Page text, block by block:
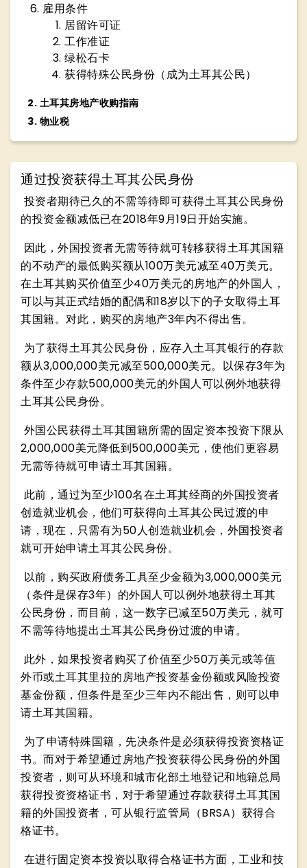
雇用条件
居留许可证
工作准证
绿松石卡
获得特殊公民身份（成为土耳其公民）
2. 土耳其房地产收购指南
3. 物业税
通过投资获得土耳其公民身份
投资者期待已久的不需等待即可获得土耳其公民身份
的投资金额减低已在2018年9月19日开始实施。
因此，外国投资者无需等待就可转移获得土耳其国籍
的不动产的最低购买额从100万美元减至40万美元。
在土耳其购买价值至少40万美元的房地产的外国人，
可以与其正式结婚的配偶和18岁以下的子女取得土耳
其国籍。对此，购买的房地产3年内不得出售。
为了获得土耳其公民身份，应存入土耳其银行的存款
额从3,000,000美元减至500,000美元。以保存3年为
条件至少存款500,000美元的外国人可以例外地获得
土耳其公民身份。
外国公民获得土耳其国籍所需的固定资本投资下限从
2,000,000美元降低到500,000美元，使他们更容易
无需等待就可申请土耳其国籍。
此前，通过为至少100名在土耳其经商的外国投资者
创造就业机会，他们可获得向土耳其公民过渡的申
请，现在，只需有为50人创造就业机会，外国投资者
就可开始申请土耳其公民身份。
以前，购买政府债务工具至少金额为3,000,000美元
（条件是保存3年）的外国人可以例外地获得土耳其
公民身份，而目前，这一数字已减至50万美元，就可
不需等待地提出土耳其公民身份过渡的申请。
此外，如果投资者购买了价值至少50万美元或等值
外币或土耳其里拉的房地产投资基金份额或风险投资
基金份额，但条件是至少三年内不能出售，则可以申
请土耳其国籍。
为了申请特殊国籍，先决条件是必须获得投资资格证
书。而对于希望通过房地产投资获得公民身份的外国
投资者，则可从环境和城市化部土地登记和地籍总局
获得投资资格证书，对于希望通过存款获得土耳其国
籍的外国投资者，可从银行监管局（BRSA）获得合
格证书。
在进行固定资本投资以取得合格证书方面，工业和技